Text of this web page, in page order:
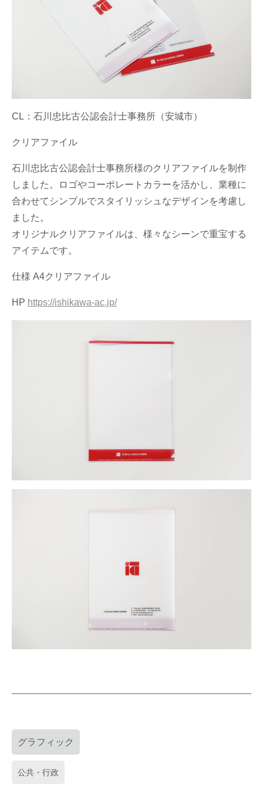
CL：石川忠比古公認会計士事務所（安城市）
クリアファイル
石川忠比古公認会計士事務所様のクリアファイルを制作
しました。ロゴやコーポレートカラーを活かし、業種に
合わせてシンプルでスタイリッシュなデザインを考慮し
ました。
オリジナルクリアファイルは、様々なシーンで重宝する
アイテムです。
仕様 A4クリアファイル
HP https://ishikawa-ac.jp/
グラフィック
公共・行政